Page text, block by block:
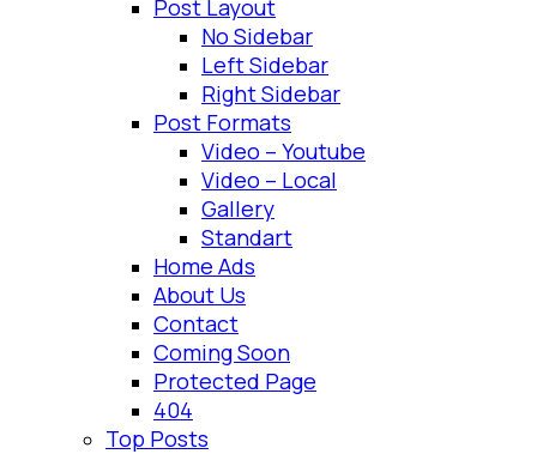
Post Layout
No Sidebar
Left Sidebar
Right Sidebar
Post Formats
Video – Youtube
Video – Local
Gallery
Standart
Home Ads
About Us
Contact
Coming Soon
Protected Page
404
Top Posts